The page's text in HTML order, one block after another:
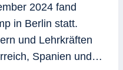
2024 fand
in Berlin statt.
und Lehrkräften
Spanien und…